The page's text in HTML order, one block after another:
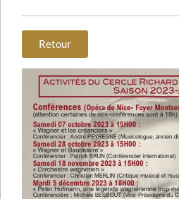
Retour